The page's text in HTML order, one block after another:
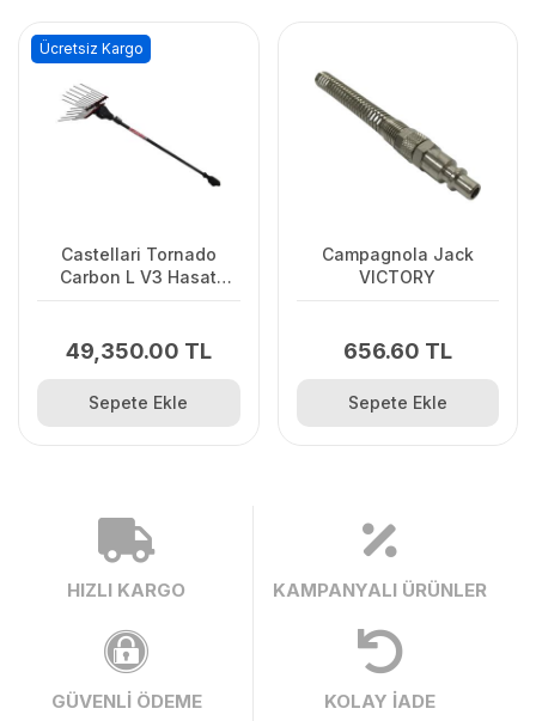
Castellari Tornado
Carbon L V3 Hasat
49,350.00 TL
Ücretsiz Kargo
Sepete Ekle
Campagnola Jack
VICTORY
656.60 TL
Sepete Ekle
HIZLI KARGO KAMPANYALI ÜRÜNLER
GÜVENLİ ÖDEME KOLAY İADE